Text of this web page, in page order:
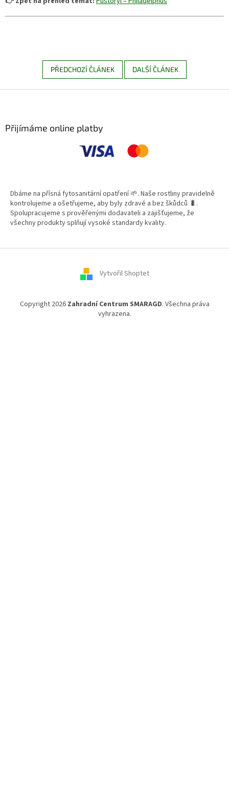
PŘEDCHOZÍ ČLÁNEK DALŠÍ ČLÁNEK
Přijímáme online platby
Dbáme na přísná fytosanitární opatření 🌱. Naše rostliny pravidelně
kontrolujeme a ošetřujeme, aby byly zdravé a bez škůdců 🐛.
Spolupracujeme s prověřenými dodavateli a zajišťujeme, že
všechny produkty splňují vysoké standardy kvality.
Vytvořil Shoptet
Copyright 2026 Zahradní Centrum SMARAGD. Všechna práva
vyhrazena.